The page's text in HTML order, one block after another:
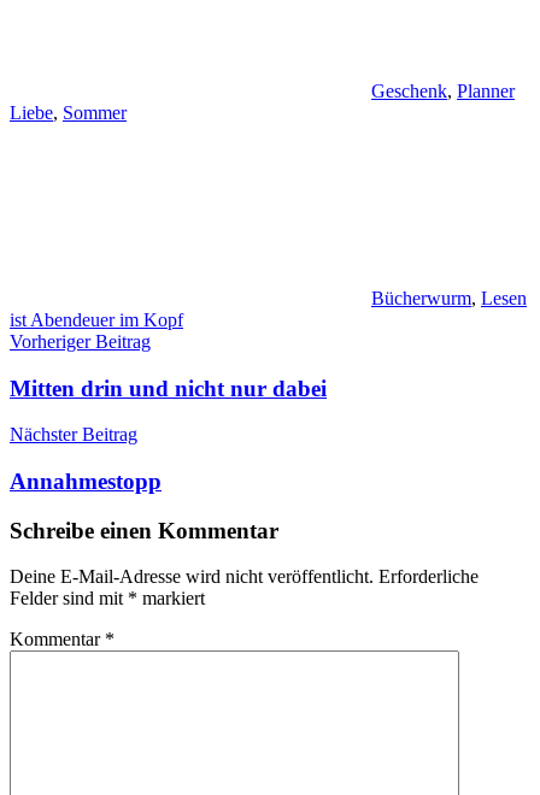
Geschenk, Planner
Liebe, Sommer
Bücherwurm, Lesen
ist Abendeuer im Kopf
Beitragsnavigation
Vorheriger Beitrag
Mitten drin und nicht nur dabei
Nächster Beitrag
Annahmestopp
Schreibe einen Kommentar
Deine E-Mail-Adresse wird nicht veröffentlicht. Erforderliche
Felder sind mit * markiert
Kommentar *